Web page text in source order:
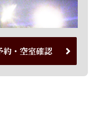
約・空室確認